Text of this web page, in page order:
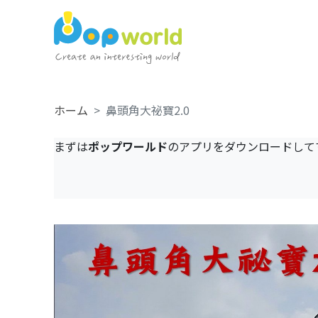
ホーム 鼻頭角大祕寶2.0
まずはポップワールドのアプリをダウンロードし